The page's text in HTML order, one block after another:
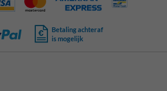
Betaling achteraf
is mogelijk